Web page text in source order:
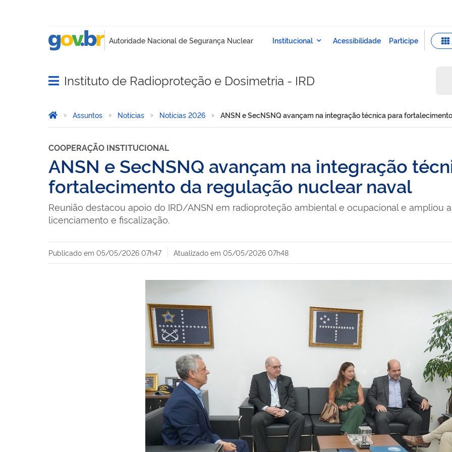
Abrir menu principal de navegação
Instituto de Radioproteção e Dosimetria - IRD
Você está aqui:
Página Inicial
Assuntos Notícias Notícias 2026 ANSN e SecNSNQ avançam na integração técnica para
COOPERAÇÃO INSTITUCIONAL
ANSN e SecNSNQ avançam na integração
fortalecimento da regulação nuclear naval
Reunião destacou apoio do IRD/ANSN em radioproteção ambiental e ocupacional e ampliou
licenciamento e fiscalização.
Publicado em 05/05/2026 07h47 Atualizado em 05/05/2026 07h48